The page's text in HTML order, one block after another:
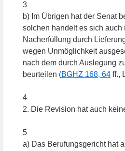
3
b) Im Übrigen hat der Senat
solchen handelt es sich auch
Nacherfüllung durch
wegen Unmöglichkeit
nach dem durch Auslegung
beurteilen (BGHZ 168, 64 ff.,
4
2. Die Revision hat auch
5
a) Das Berufungsgericht hat